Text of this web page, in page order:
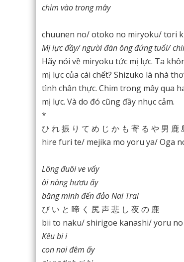
chim vào trong mây
chuunen no/ otoko no miryoku/ tori
Mị lực đầy/ người đàn ông đứng tuổi/
Hãy nói về miryoku tức mị lực. Ta
mị lực của cái chết? Shizuko là nhà
tình chân thực. Chim trong mây qua
mị lực. Và do đó cũng đầy nhục cảm.
*
ひ れ 振 り て め じ か も 寄 る や 男 鹿
hire furi te/ mejika mo yoru ya/ Oga
Lông đuôi ve vẩy
ôi nàng hươu ấy
băng mình đến đảo Nai Trai
び い と 啼 く 尻 声 悲 し 夜 の 鹿
bii to naku/ shirigoe kanashi/ yoru
Kêu bi i
con nai đêm ấy